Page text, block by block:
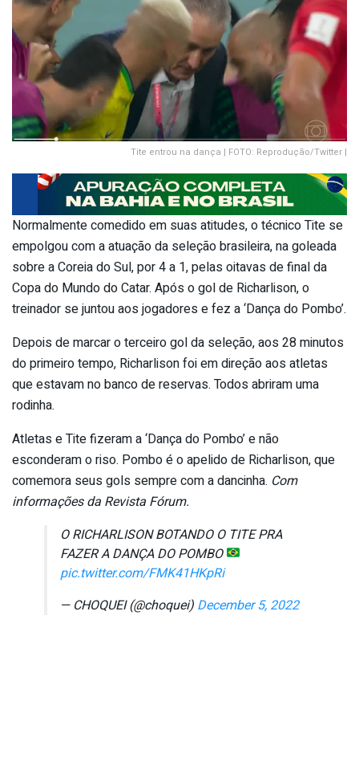
Tite entrou na dança | FOTO: Reprodução/Twitter |
Normalmente comedido em suas atitudes, o técnico Tite se
empolgou com a atuação da seleção brasileira, na goleada
sobre a Coreia do Sul, por 4 a 1, pelas oitavas de final da
Copa do Mundo do Catar. Após o gol de Richarlison, o
treinador se juntou aos jogadores e fez a ‘Dança do Pombo’.
Depois de marcar o terceiro gol da seleção, aos 28 minutos
do primeiro tempo, Richarlison foi em direção aos atletas
que estavam no banco de reservas. Todos abriram uma
rodinha.
Atletas e Tite fizeram a ‘Dança do Pombo’ e não
esconderam o riso. Pombo é o apelido de Richarlison, que
comemora seus gols sempre com a dancinha. Com
informações da Revista Fórum.
O RICHARLISON BOTANDO O TITE PRA
FAZER A DANÇA DO POMBO
pic.twitter.com/FMK41HKpRi
— CHOQUEI (@choquei) December 5, 2022